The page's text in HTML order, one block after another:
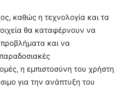
καθώς η τεχνολογία και τα
θα καταφέρνουν να
και να
η εμπιστοσύνη του χρήστη
για την ανάπτυξη του